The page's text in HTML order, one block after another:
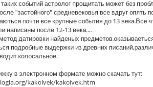
событий астролог прощитать может без
"застойного" средневековья все вдруг опять
почти все крупные события до 13 века.Все
написаны после 12-13 века....
датировки найденых
подробные выдержки из древних
колосальное.
в электронном формате можно скачать тут:
kakoivek/kakoivek.htm